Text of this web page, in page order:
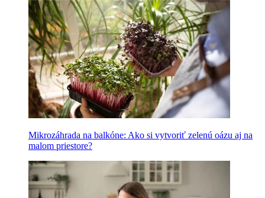
Mikrozáhrada na balkóne: Ako si vytvoriť zelenú oázu aj na
malom priestore?